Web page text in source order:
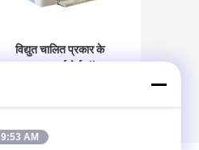
विद्युत चालित प्रकार के
9:53 AM